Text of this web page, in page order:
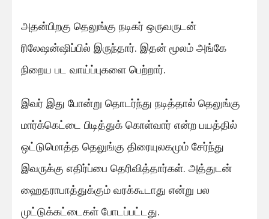
அதன்பிறகு தெலுங்கு நடிகர் ஒருவருடன்
ரிலேஷன்ஷிப்பில் இருந்தார். இதன் மூலம் அங்கே
நிறைய பட வாய்ப்புகளை பெற்றார்.
இவர் இது போன்று தொடர்ந்து நடித்தால் தெலுங்கு
மார்க்கெட்டை பிடித்துக் கொள்வார் என்ற பயத்தில்
ஒட்டுமொத்த தெலுங்கு திரையுலகமும் சேர்ந்து
இவருக்கு எதிர்ப்பை தெரிவித்தார்கள். அத்துடன்
ஹைதராபாத்துக்கும் வரக்கூடாது என்று பல
முட்டுக்கட்டைகள் போடப்பட்டது.